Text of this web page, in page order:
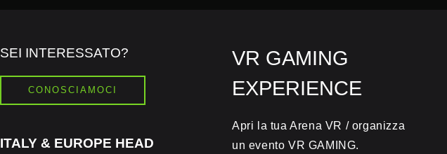
SEI INTERESSATO?
CONOSCIAMOCI
ITALY & EUROPE HEAD
VR GAMING
EXPERIENCE
Apri la tua Arena VR / organizza
un evento VR GAMING.